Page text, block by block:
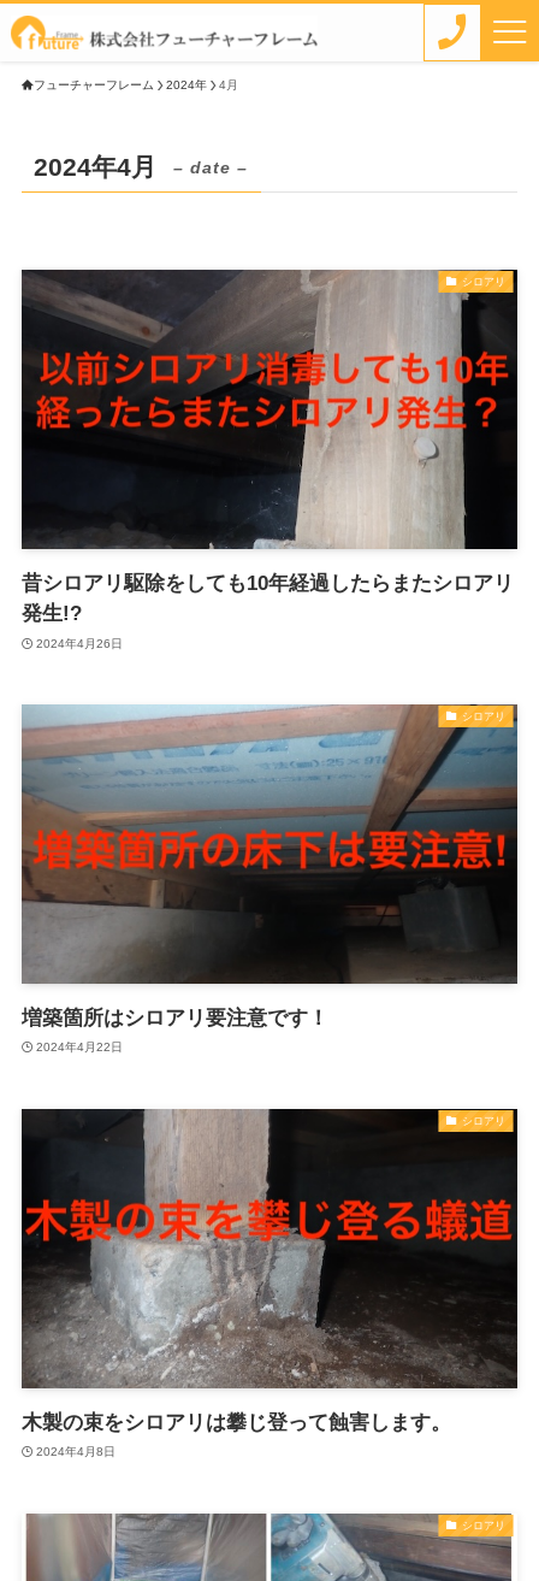
フューチャーフレーム 2024年 4月
2024年4月 – date –
シロアリ
昔シロアリ駆除をしても10年経過したらまたシロアリ
発生!?
2024年4月26日
シロアリ
増築箇所はシロアリ要注意です！
2024年4月22日
シロアリ
木製の束をシロアリは攀じ登って蝕害します。
2024年4月8日
シロアリ